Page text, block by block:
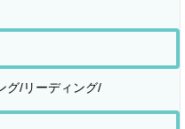
グ/リーディング/